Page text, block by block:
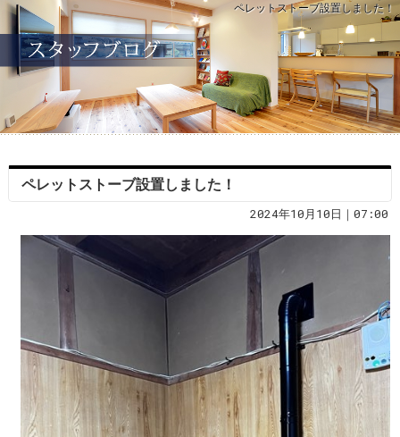
ペレットストーブ設置しました！
ペレットストーブ設置しました！
2024年10月10日｜07:00